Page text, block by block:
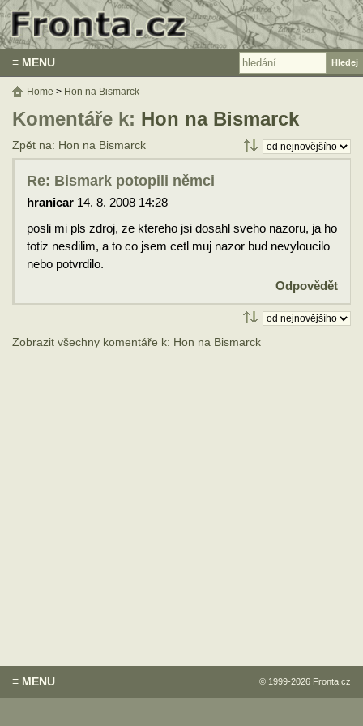
≡ MENU
Komentáře k: Hon na Bismarck
Zpět na: Hon na Bismarck
Re: Bismark potopili němci
hranicar 14. 8. 2008 14:28
posli mi pls zdroj, ze ktereho jsi dosahl sveho nazoru, ja ho
totiz nesdilim, a to co jsem cetl muj nazor bud nevyloucilo
nebo potvrdilo.
Odpovědět
Zobrazit všechny komentáře k: Hon na Bismarck
Home > Hon na Bismarck
© 1999-2026 Fronta.cz
≡ MENU